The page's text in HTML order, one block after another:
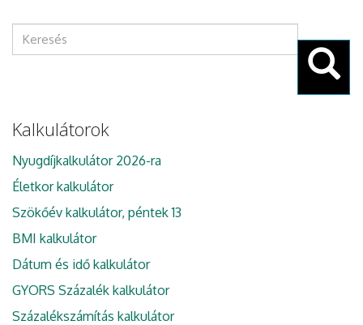
Keresés
űrlap
Kalkulátorok
Nyugdíjkalkulátor 2026-ra
Életkor kalkulátor
Szökőév kalkulátor, péntek 13
BMI kalkulátor
Dátum és idő kalkulátor
GYORS Százalék kalkulátor
Százalékszámítás kalkulátor